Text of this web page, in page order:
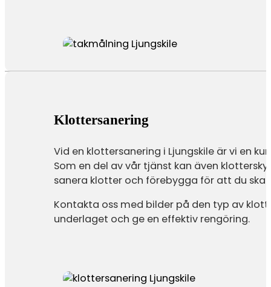
Klottersanering
Vid en klottersanering i Ljungskile är vi en
Som en del av vår tjänst kan även
sanera klotter och förebygga för att du
Kontakta oss med bilder på den typ av
underlaget och ge en effektiv rengöring.